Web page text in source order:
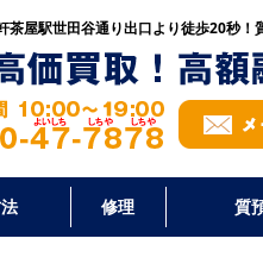
屋駅世田谷通り出口より徒歩20秒！
修理 質